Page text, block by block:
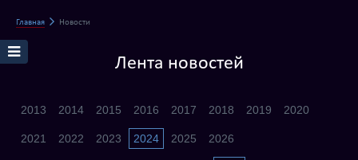
Главная Новости
Лента новостей
2013 2014 2015 2016 2017 2018 2019 2020
2021 2022 2023 2024 2025 2026